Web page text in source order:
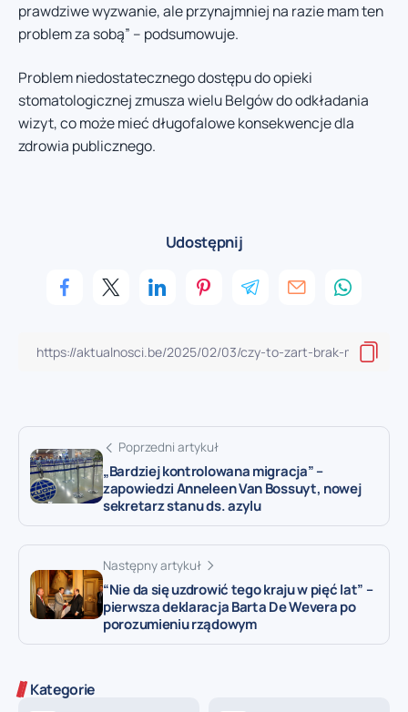
prawdziwe wyzwanie, ale przynajmniej na razie mam ten
problem za sobą” – podsumowuje.
Problem niedostatecznego dostępu do opieki
stomatologicznej zmusza wielu Belgów do odkładania
wizyt, co może mieć długofalowe konsekwencje dla
zdrowia publicznego.
Udostępnij
Poprzedni artykuł
„Bardziej kontrolowana migracja” –
zapowiedzi Anneleen Van Bossuyt, nowej
sekretarz stanu ds. azylu
Następny artykuł
“Nie da się uzdrowić tego kraju w pięć lat” –
pierwsza deklaracja Barta De Wevera po
porozumieniu rządowym
Kategorie